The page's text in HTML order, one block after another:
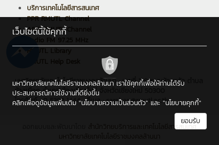
บริการเทคโนโลยีสารสนเทศ
PPR RMUTL Channel
ARIT RMUTL Channel
Radio FM 97.25 MHz
มหาวิทยาลัยเทคโนโลยีราชมงคลล้านนา : เลขที่ 128 ถนนห้วยแก้ว ตำบล
ช้างเผือก อำเภอเมืองเชียงใหม่ จังหวัดเชียงใหม่ 50300
โทรศัพท์ : 0 5392 1444 , อีเมล : saraban@rmutl.ac.th
เว็บไซต์นี้ใช้คุกกี้
มหาวิทยาลัยเทคโนโลยีราชมงคลล้านนา เราใช้คุกกี้เพื่อให้ท่านได้รับ
ประสบการณ์การใช้งานที่ดียิ่งขึ้น
คลิกเพื่อดูข้อมูลเพิ่มเติม "นโยบายความเป็นส่วนตัว" และ "นโยบายคุกกี้"
ยอมรับ
สำนักวิทยบริการและเทคโนโลยีสารสนเทศ